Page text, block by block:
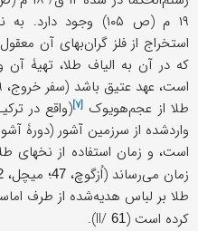
۱۹ م (ص ۱۰۵) وجود
استخراج از فلز گران‌بهای آن
که در آن به الیاف طلا، تهیۀ آن
طلا از عجم‌هویوک [۷] (واقع در
است، و زمان استفاده از نخهای
زمان می‌رساند (اُزگوچ،47؛ میچل،
کرده است (II/61
).